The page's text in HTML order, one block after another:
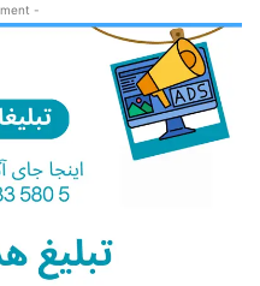
- Advertisment -